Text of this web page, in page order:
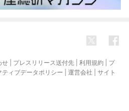
せ プレスリリース送付先 利用規約
プ
ティブデータポリシー 運営会社
サイト